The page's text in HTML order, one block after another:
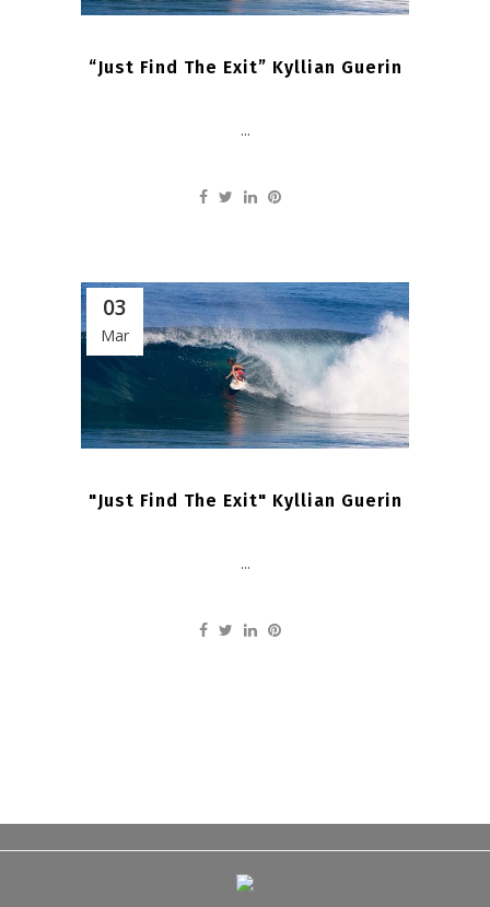
“Just Find The Exit” Kyllian Guerin
...
03
Mar
"Just Find The Exit" Kyllian Guerin
...